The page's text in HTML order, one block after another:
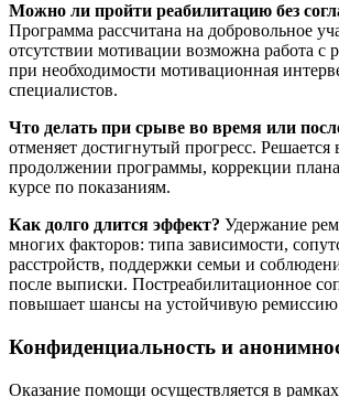
Можно ли пройти реабилитацию без
Программа рассчитана на добровольное
отсутствии мотивации возможна работа с
при необходимости мотивационная
специалистов.
Что делать при срыве во время или
отменяет достигнутый прогресс. Решается
продолжении программы, коррекции
курсе по показаниям.
Как долго длится эффект? Удержание
многих факторов: типа зависимости,
расстройств, поддержки семьи и
после выписки. Постреабилитационное
повышает шансы на устойчивую
Конфиденциальность и
Оказание помощи осуществляется в